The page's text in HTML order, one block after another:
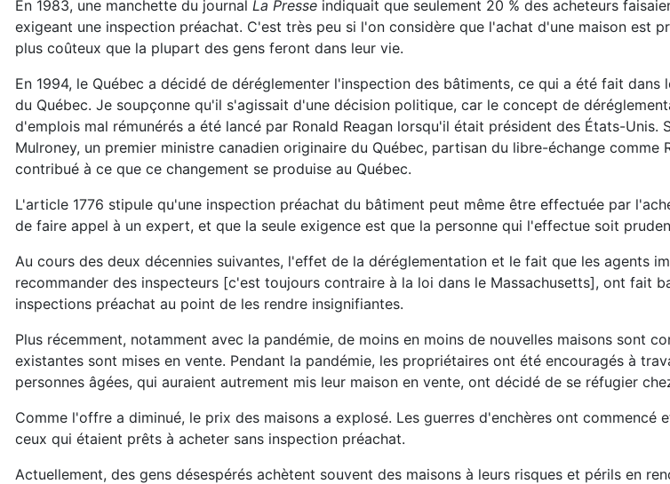
En 1983, une manchette du journal La Presse indiquait que seulement 20 % des acheteurs
exigeant une inspection préachat. C'est très peu si l'on considère que l'achat d'une maison est
plus coûteux que la plupart des gens feront dans leur vie.
En 1994, le Québec a décidé de déréglementer l'inspection des bâtiments, ce qui a été fait dans
du Québec. Je soupçonne qu'il s'agissait d'une décision politique, car le concept de
d'emplois mal rémunérés a été lancé par Ronald Reagan lorsqu'il était président des États-Unis.
Mulroney, un premier ministre canadien originaire du Québec, partisan du libre-échange comme
contribué à ce que ce changement se produise au Québec.
L'article 1776 stipule qu'une inspection préachat du bâtiment peut même être effectuée par
de faire appel à un expert, et que la seule exigence est que la personne qui l'effectue soit
Au cours des deux décennies suivantes, l'effet de la déréglementation et le fait que les agents
recommander des inspecteurs [c'est toujours contraire à la loi dans le Massachusetts], ont fait
inspections préachat au point de les rendre insignifiantes.
Plus récemment, notamment avec la pandémie, de moins en moins de nouvelles maisons sont
existantes sont mises en vente. Pendant la pandémie, les propriétaires ont été encouragés à
personnes âgées, qui auraient autrement mis leur maison en vente, ont décidé de se réfugier
Comme l'offre a diminué, le prix des maisons a explosé. Les guerres d'enchères ont commencé
ceux qui étaient prêts à acheter sans inspection préachat.
Actuellement, des gens désespérés achètent souvent des maisons à leurs risques et périls en